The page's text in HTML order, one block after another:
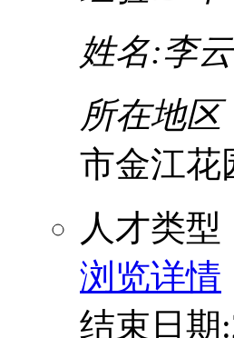
姓名:李云
所在地
市金江花
人才类型
浏览详情
结束日期